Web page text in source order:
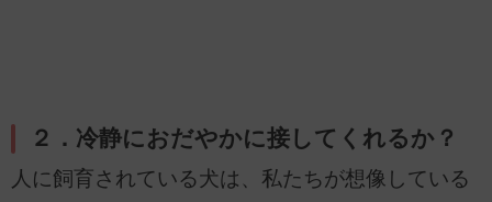
２．冷静におだやかに接してくれるか？
人に飼育されている犬は、私たちが想像している